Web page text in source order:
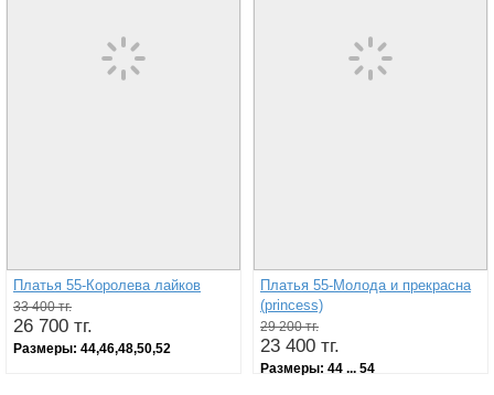
Платья 55-Королева лайков
33 400 тг.
26 700 тг.
Размеры: 44,46,48,50,52
Платья 55-Молода и прекрасна
(princess)
29 200 тг.
23 400 тг.
Размеры: 44 ... 54